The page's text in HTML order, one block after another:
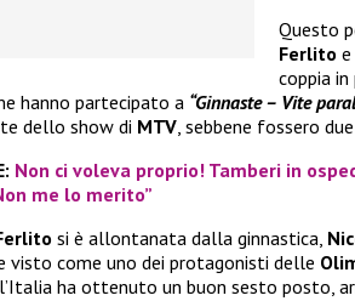
Questo
Ferlito e
coppia
hanno partecipato a “Ginnaste – Vite
dello show di MTV, sebbene fossero
Non ci voleva proprio! Tamberi in
me lo merito”
si è allontanata dalla ginnastica,
visto come uno dei protagonisti delle
ha ottenuto un buon sesto posto,